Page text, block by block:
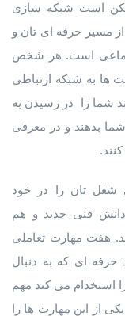
است شبکه سازی
مسیر حرفه ای تان و
است. هر شخص
ها به شبکه ارتباطی
شما را در رسیدن به
شما بدهند و در معرفی
شغل تان را در خود
فنی جدید و هم
هفت مهارت تعاملی
حرفه ای که به دنبال
استخدام می کند مهم
از این مهارت ها را